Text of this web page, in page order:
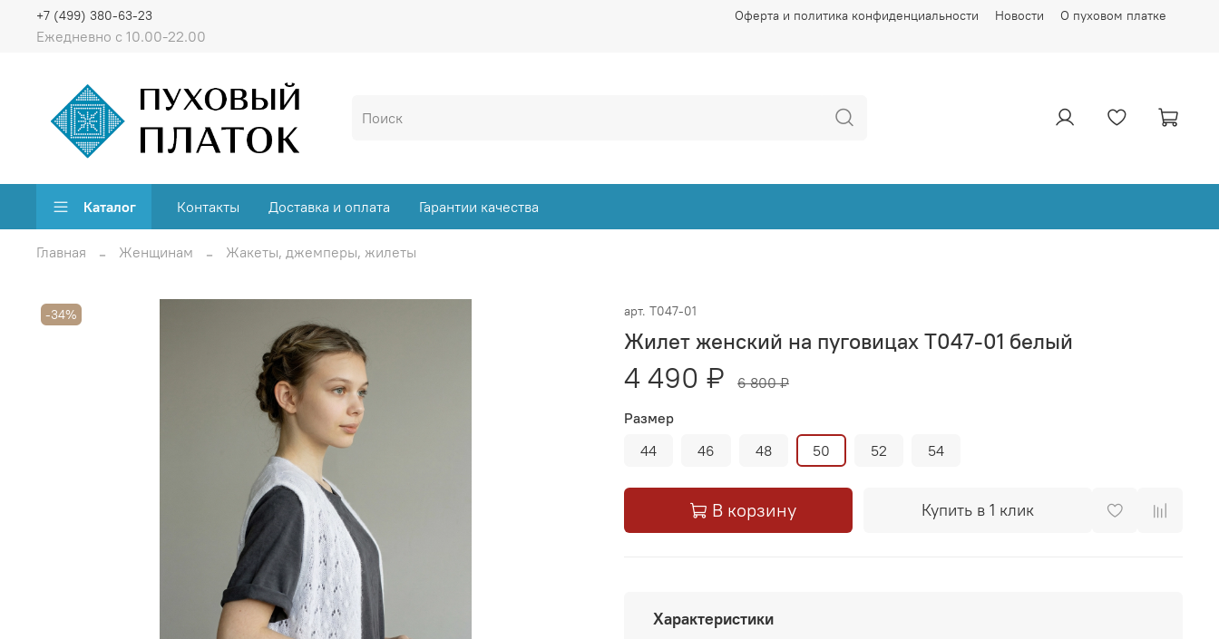
Оферта и политика конфиденциальности Новости О пуховом платке
Ежедневно с 10.00-22.00
+7 (499) 380-63-23
Каталог Контакты Доставка и оплата Гарантии качества
Главная Женщинам Жакеты, джемперы, жилеты
-34% арт. Т047-01
Жилет женский на пуговицах Т047-01 белый
4 490 ₽
6 800 ₽
Размер
44
46 48 50 52 54
В корзину Купить в 1 клик
Характеристики